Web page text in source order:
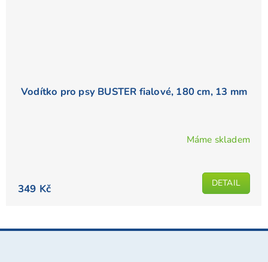
Vodítko pro psy BUSTER fialové, 180 cm, 13 mm
Máme skladem
349 Kč DETAIL
Z